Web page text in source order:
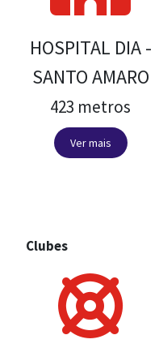
HOSPITAL DIA -
SANTO AMARO
423 metros
Ver mais
Clubes